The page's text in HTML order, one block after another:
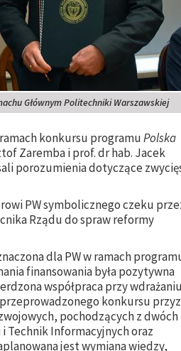
Głównym Politechniki Warszawskiej
konkursu programuPolska
Zaremba i prof. dr hab. Jacek
porozumienia dotyczące
PW symbolicznego czeku
Rządu do spraw reformy
dla PW w ramach
finansowania była pozytywna
współpraca przy wdrażaniu
konkursu
pochodzących z dwóch
Technik Informacyjnych oraz
jest wymiana wiedzy,